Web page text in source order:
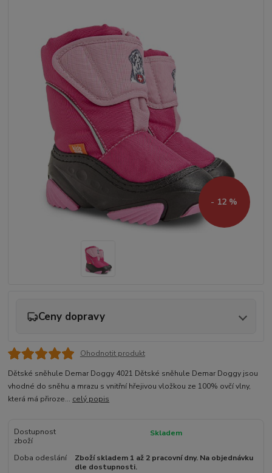
- 12 %
Ceny dopravy
Ohodnotit produkt
Dětské sněhule Demar Doggy 4021 Dětské sněhule Demar Doggy jsou
vhodné do sněhu a mrazu s vnitřní hřejivou vložkou ze 100% ovčí vlny,
která má přiroze... celý popis
Dostupnost
zboží
Skladem
Doba odeslání
Zboží skladem 1 až 2 pracovní dny. Na objednávku
dle dostupnosti.